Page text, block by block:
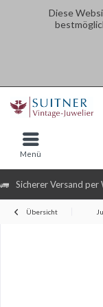
Diese
Sicherer Versand
Menü
Übersicht